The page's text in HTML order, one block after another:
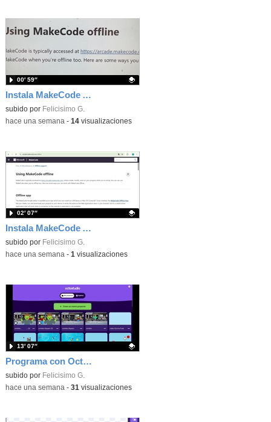
Instala MakeCode Arcade para trabajar offline en tu tablet, ordenador, Chromebook
Contenido educativo.
subido por Felicisimo G.
00′ 59″
-hace una semana - 14visualizaciones
Instala MakeCode Arcade offline para programar grandes juegos sin necesidad de Internet
Contenido educativo.
subido por Felicisimo G.
02′ 07″
-hace una semana - 1 visualizaciones
Programa con OctoStudio, un juego de disparos contra Zombies con un cargador basado en el House of the dead
Contenido educativo.
subido por Felicisimo G.
13′ 07″
-hace una semana - 31 visualizaciones